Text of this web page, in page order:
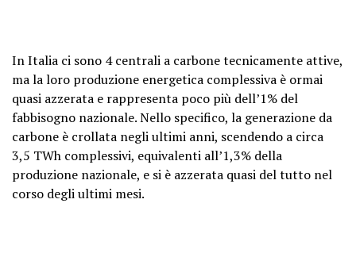
In Italia ci sono 4 centrali a carbone tecnicamente attive,
ma la loro produzione energetica complessiva è ormai
quasi azzerata e rappresenta poco più dell’1% del
fabbisogno nazionale. Nello specifico, la generazione da
carbone è crollata negli ultimi anni, scendendo a circa
3,5 TWh complessivi, equivalenti all’1,3% della
produzione nazionale, e si è azzerata quasi del tutto nel
corso degli ultimi mesi.